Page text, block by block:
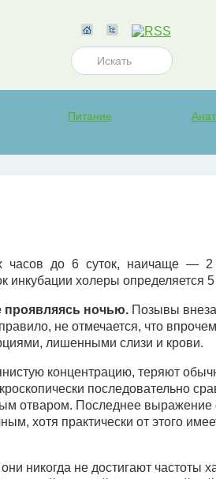
Питание
часов до 6 суток, наичаще
холеры определяется 5
проявляясь ночью. Позывы
не отмечается, что
лишенными слизи и крови.
концентрацию, теряют
последовательно
отваром. Последнее выражение
хотя практически от этого
никогда не достигают частоты